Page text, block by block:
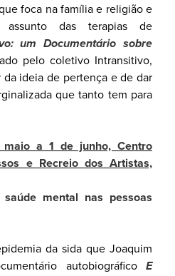
foca na família e religião e
das terapias de
um Documentário sobre
pelo coletivo Intransitivo,
ideia de pertença e de dar
que tanto tem para
a 1 de junho, Centro
e Recreio dos Artistas,
mental nas pessoas
da sida que Joaquim
autobiográfico E